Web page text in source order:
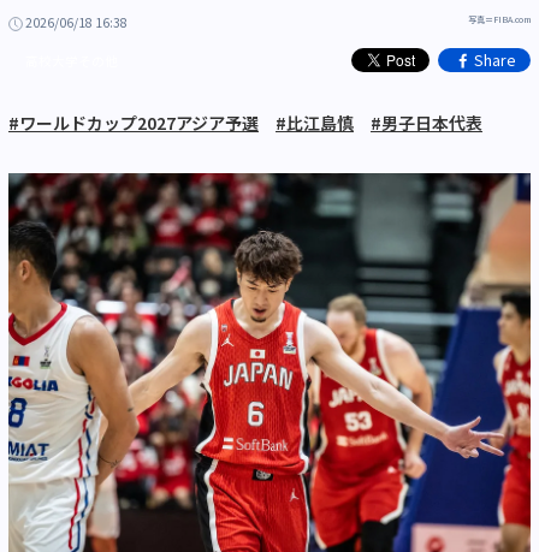
2026/06/18 16:38 写真＝FIBA.com
Share
#ワールドカップ2027アジア予選 #比江島慎 #男子日本代表